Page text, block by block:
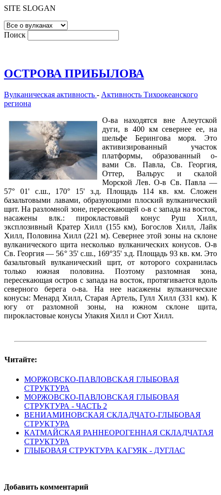
SITE SLOGAN
Поиск
ОСТРОВА ПРИБЫЛОВА
Вулканическая активность - Активность Тихоокеанского
региона
О-ва находятся вне Алеутской
дуги, в 400 км севернее ее, на
шельфе Берингова моря. Это
активизированный участок
платформы, образованный о-
вами Св. Павла, Св. Георгия,
Оттер, Вальрус и скалой
Морской Лев. О-в Св. Павла —
57° 01' с.ш., 170° 15' з.д. Площадь 114 кв. км. Сложен
базальтовыми лавами, образующими плоский вулканический
щит. На разломной зоне, пересекающей о-в с запада на восток,
насажены влк.: пирокластовый конус Руш Хилл,
эксплозивный Кратер Хилл (155 км), Богослов Хилл, Лайк
Хилл, Половина Хилл (221 м). Севернее этой зоны на склоне
вулканического щита несколько вулканических конусов. О-в
Св. Георгия — 56° 35' с.ш., 169°35' з.д. Площадь 93 кв. км. Это
базальтовый вулканический щит, от которого сохранилась
только южная половина. Поэтому разломная зона,
пересекающая остров с запада на восток, протягивается вдоль
северного берега о-ва. На нее насажены вулканические
конусы: Менард Хилл, Старая Артель, Гулл Хилл (331 км). К
югу от разломной зоны, на южном склоне щита,
пирокластовые конусы Улакия Хилл и Сют Хилл.
Читайте:
МОРЖОВСКО-ПАВЛОВСКАЯ ГЛЫБОВАЯ
СТРУКТУРА
МОРЖОВСКО-ПАВЛОВСКАЯ ГЛЫБОВАЯ
СТРУКТУРА - ЧАСТЬ 2
ВЕНИАМИНОВСКАЯ СКЛАДЧАТО-ГЛЫБОВАЯ
СТРУКТУРА
КАТМАЙСКАЯ РАННЕОРОГЕННАЯ СКЛАДЧАТАЯ
СТРУКТУРА
ГЛЫБОВАЯ СТРУКТУРА КАГУЯК - ДУГЛАС
Добавить комментарий